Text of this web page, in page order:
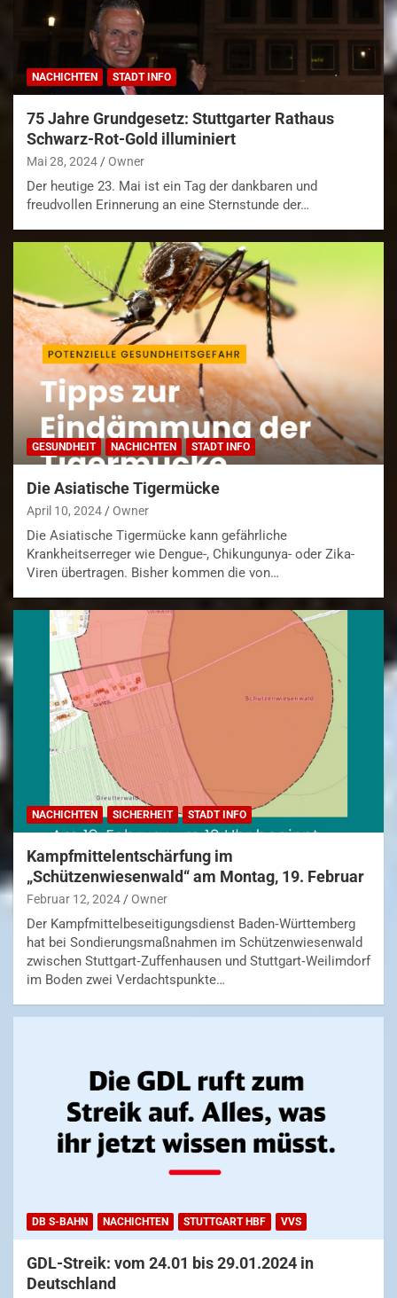
NACHICHTEN STADT INFO
75 Jahre Grundgesetz: Stuttgarter Rathaus
Schwarz-Rot-Gold illuminiert
Mai 28, 2024 Owner
Der heutige 23. Mai ist ein Tag der dankbaren und
freudvollen Erinnerung an eine Sternstunde der…
GESUNDHEIT NACHICHTEN STADT INFO
Die Asiatische Tigermücke
April 10, 2024 Owner
Die Asiatische Tigermücke kann gefährliche
Krankheitserreger wie Dengue-, Chikungunya- oder Zika-
Viren übertragen. Bisher kommen die von…
NACHICHTEN SICHERHEIT STADT INFO
Kampfmittelentschärfung im
„Schützenwiesenwald“ am Montag, 19. Februar
Februar 12, 2024 Owner
Der Kampfmittelbeseitigungsdienst Baden‐Württemberg
hat bei Sondierungsmaßnahmen im Schützenwiesenwald
zwischen Stuttgart‐Zuffenhausen und Stuttgart‐Weilimdorf
im Boden zwei Verdachtspunkte…
DB S-BAHN NACHICHTEN STUTTGART HBF VVS
GDL-Streik: vom 24.01 bis 29.01.2024 in
Deutschland